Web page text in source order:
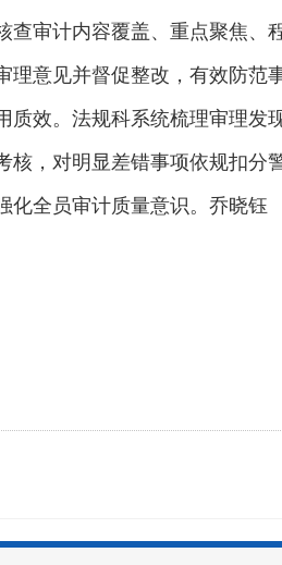
查审计内容覆盖、重点聚焦、
理意见并督促整改，有效防范
质效。法规科系统梳理审理发
核，对明显差错事项依规扣
化全员审计质量意识。乔晓